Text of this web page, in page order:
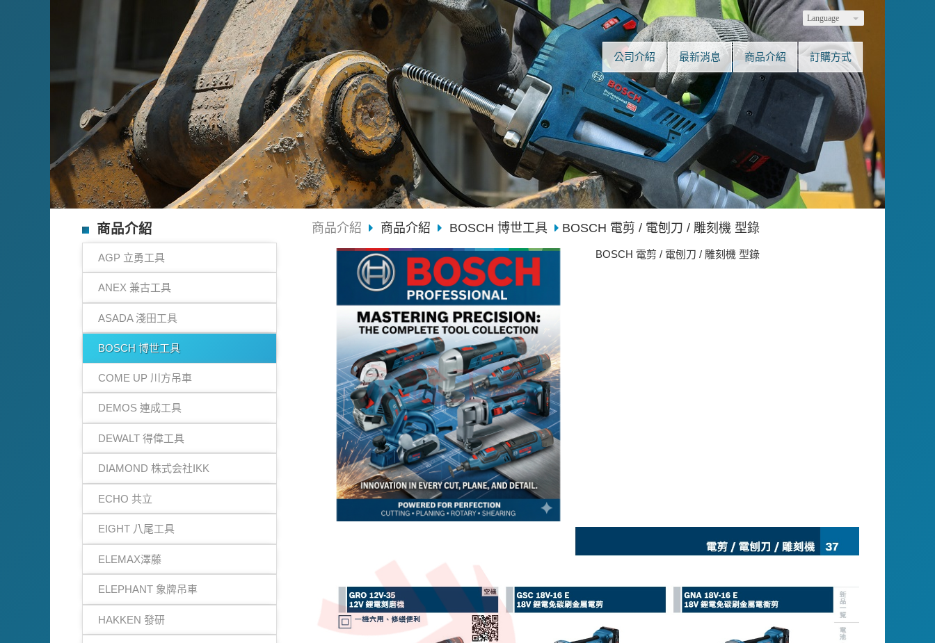
Language
公司介紹 最新消息 商品介紹 訂購方式
商品介紹
AGP 立勇工具
ANEX 兼古工具
ASADA 淺田工具
BOSCH 博世工具
COME UP 川方吊車
DEMOS 連成工具
DEWALT 得偉工具
DIAMOND 株式会社IKK
ECHO 共立
EIGHT 八尾工具
ELEMAX澤藤
ELEPHANT 象牌吊車
HAKKEN 發研
商品介紹 商品介紹 BOSCH 博世工具 BOSCH 電剪 / 電刨刀 / 雕刻機 型錄
BOSCH 電剪 / 電刨刀 / 雕刻機 型錄